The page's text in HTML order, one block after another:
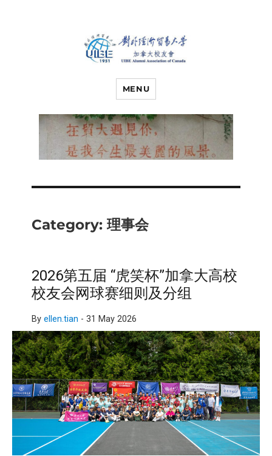
对外经济贸易
大学加拿大校
友会
MENU
Category: 理事会
2026第五届 “虎笑杯”加拿大高校
校友会网球赛细则及分组
By ellen.tian - 31 May 2026